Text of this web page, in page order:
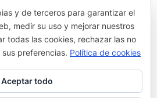
y de terceros para garantizar el
medir su uso y mejorar nuestros
todas las cookies, rechazar las no
preferencias. Política de cookies
Aceptar todo